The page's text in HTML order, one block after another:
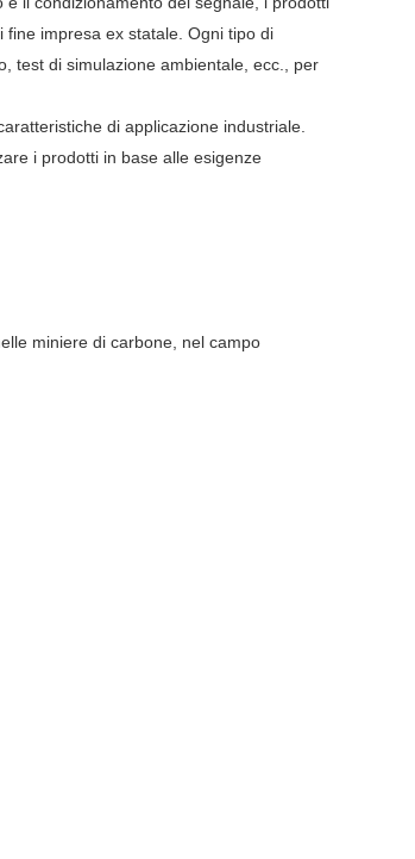
impresa ex statale. Ogni tipo di
test di simulazione ambientale, ecc., per
di applicazione industriale.
i prodotti in base alle esigenze
miniere di carbone, nel campo